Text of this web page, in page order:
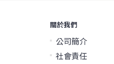
關於我們
公司簡介
社會責任